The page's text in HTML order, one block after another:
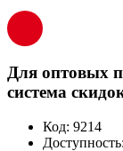
Для оптовых
система
Код: 9214
Доступность: